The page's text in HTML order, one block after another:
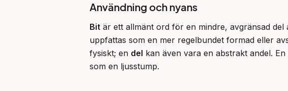
Användning och nyans
Bit är ett allmänt ord för en mindre, avgränsad
uppfattas som en mer regelbundet formad eller
fysiskt; en del kan även vara en abstrakt andel. En
som en ljusstump.